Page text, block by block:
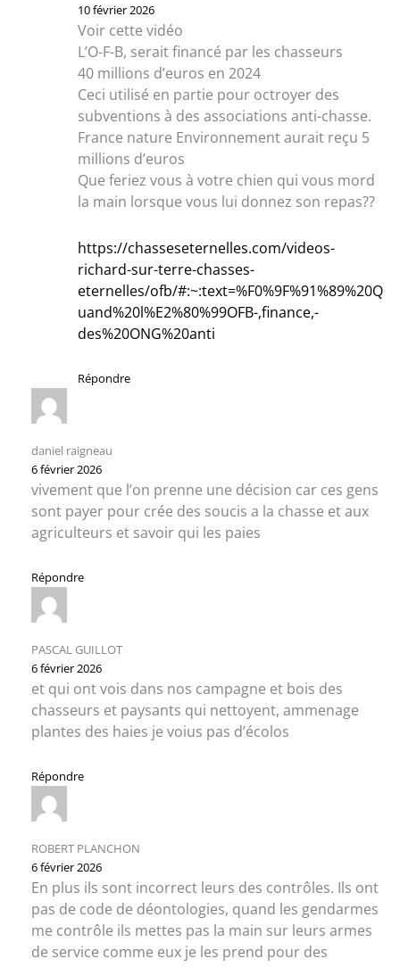
10 février 2026
Voir cette vidéo
L’O-F-B, serait financé par les chasseurs
40 millions d’euros en 2024
Ceci utilisé en partie pour octroyer des
subventions à des associations anti-chasse.
France nature Environnement aurait reçu 5
millions d’euros
Que feriez vous à votre chien qui vous mord
la main lorsque vous lui donnez son repas??
https://chasseseternelles.com/videos-
richard-sur-terre-chasses-
eternelles/ofb/#:~:text=%F0%9F%91%89%20Q
uand%20l%E2%80%99OFB-,finance,-
des%20ONG%20anti
Répondre
daniel raigneau
6 février 2026
vivement que l’on prenne une décision car ces gens
sont payer pour crée des soucis a la chasse et aux
agriculteurs et savoir qui les paies
Répondre
PASCAL GUILLOT
6 février 2026
et qui ont vois dans nos campagne et bois des
chasseurs et paysants qui nettoyent, ammenage
plantes des haies je voius pas d’écolos
Répondre
ROBERT PLANCHON
6 février 2026
En plus ils sont incorrect leurs des contrôles. Ils ont
pas de code de déontologies, quand les gendarmes
me contrôle ils mettes pas la main sur leurs armes
de service comme eux je les prend pour des